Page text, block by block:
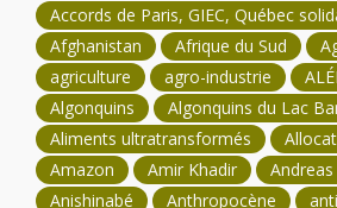
Accords de Paris, GIEC, Québec
Afghanistan
Afrique du Sud
agriculture
agro-industrie
Algonquins
Algonquins du Lac
Aliments ultratransformés
Amazon
Amir Khadir
Anishinabé
Anthropocène